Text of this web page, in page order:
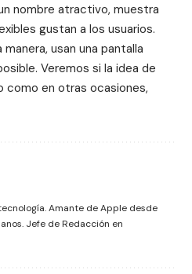
nombre atractivo, muestra
gustan a los usuarios.
usan una pantalla
Veremos si la idea de
como en otras ocasiones,
Amante de Apple desde
Jefe de Redacción en